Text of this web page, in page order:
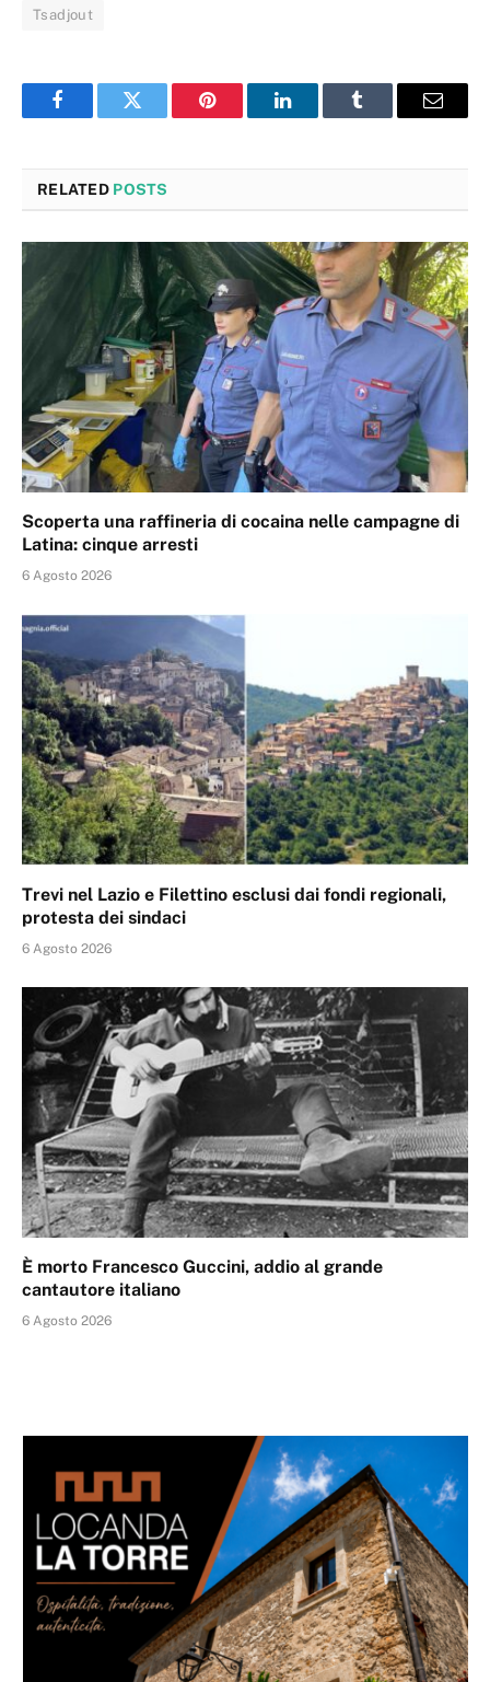
Tsadjout
FacebookTwitter Pinterest LinkedInTumblr Email
RELATED POSTS
Scoperta una raffineria di cocaina nelle campagne di
Latina: cinque arresti
6 Agosto 2026
Trevi nel Lazio e Filettino esclusi dai fondi regionali,
protesta dei sindaci
6 Agosto 2026
È morto Francesco Guccini, addio al grande
cantautore italiano
6 Agosto 2026